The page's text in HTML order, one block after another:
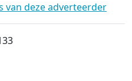
van deze adverteerder